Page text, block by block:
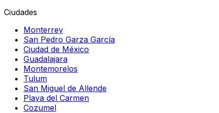
Ciudades
Monterrey
San Pedro Garza García
Ciudad de México
Guadalajara
Montemorelos
Tulum
San Miguel de Allende
Playa del Carmen
Cozumel